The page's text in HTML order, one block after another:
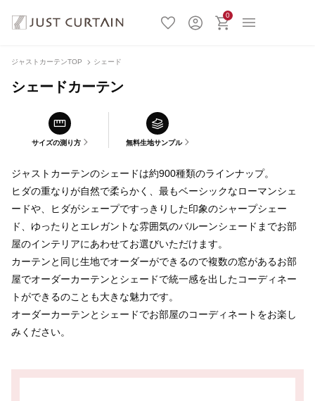
0
ジャストカーテンTOP シェード
シェードカーテン
サイズの測り方 無料生地サンプル
ジャストカーテンのシェードは約900種類のラインナップ。
ヒダの重なりが自然で柔らかく、最もベーシックなローマンシェ
ードや、ヒダがシェープですっきりした印象のシャープシェー
ド、ゆったりとエレガントな雰囲気のバルーンシェードまでお部
屋のインテリアにあわせてお選びいただけます。
カーテンと同じ生地でオーダーができるので複数の窓があるお部
屋でオーダーカーテンとシェードで統一感を出したコーディネー
トができるのことも大きな魅力です。
オーダーカーテンとシェードでお部屋のコーディネートをお楽し
みください。